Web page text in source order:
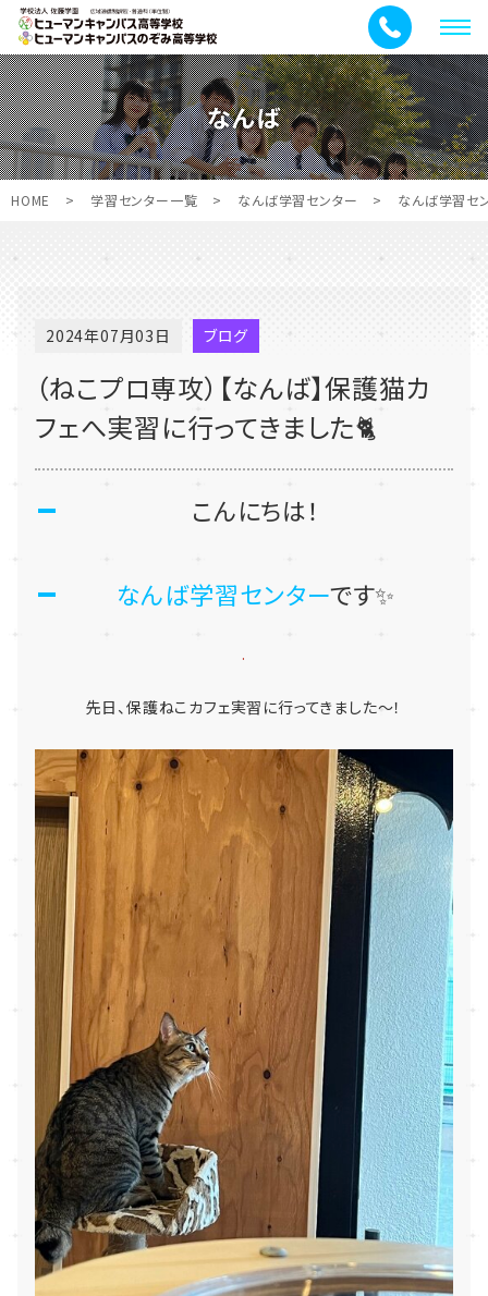
メ
ニ
ュ
ー
なんば
HOME > 学習センター一覧 > なんば学習センター > なんば学習セ
2024年07月03日 ブログ
（ねこプロ専攻）【なんば】保護猫カ
フェへ実習に行ってきました🐈
こんにちは！
なんば学習センターです✨
.
先日、保護ねこカフェ実習に行ってきました～！